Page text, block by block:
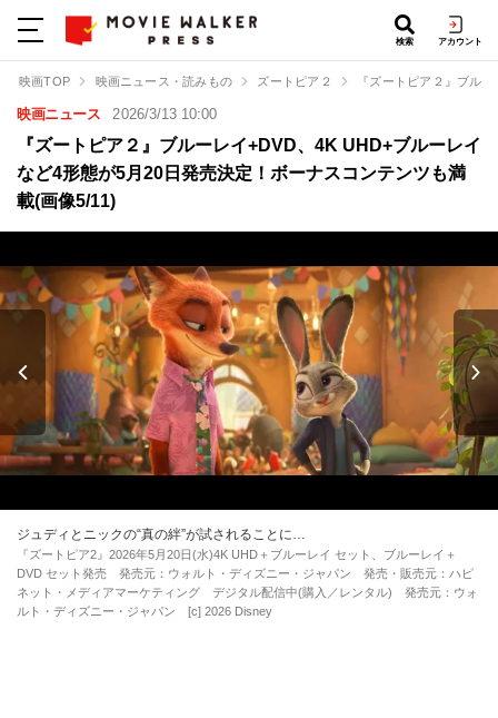
検索 アカウント
映画TOP 映画ニュース・読みもの ズートピア２ 『ズートピア２』ブル
映画ニュース 2026/3/13 10:00
『ズートピア２』ブルーレイ+DVD、4K UHD+ブルーレイ
など4形態が5月20日発売決定！ボーナスコンテンツも満
載(画像5/11)
ジュディとニックの“真の絆”が試されることに…
『ズートピア2』2026年5月20日(水)4K UHD＋ブルーレイ セット、ブルーレイ＋
DVD セット発売 発売元：ウォルト・ディズニー・ジャパン 発売・販売元：ハピ
ネット・メディアマーケティング デジタル配信中(購入／レンタル) 発売元：ウォ
ルト・ディズニー・ジャパン [c] 2026 Disney